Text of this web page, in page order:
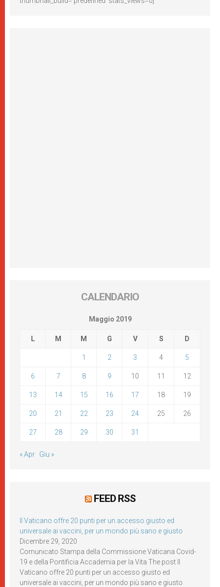
CALENDARIO
Maggio 2019
L M M G V S D
1 2 3 4 5
6 7 8 9 10 11 12
13 14 15 16 17 18 19
20 21 22 23 24 25 26
27 28 29 30 31
« Apr Giu »
FEED RSS
Il Vaticano offre 20 punti per un accesso giusto ed
universale ai vaccini, per un mondo più sano e giusto
Dicembre 29, 2020
Comunicato Stampa della Commissione Vaticana Covid-
19 e della Pontificia Accademia per la Vita The post Il
Vaticano offre 20 punti per un accesso giusto ed
universale ai vaccini, per un mondo più sano e giusto